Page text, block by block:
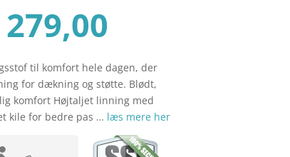
329,00.
279,00
pris
er:
kr. 279,00.
til komfort hele dagen, der
for dækning og støtte. Blødt,
komfort Højtaljet linning med
kile for bedre pas … læs mere her